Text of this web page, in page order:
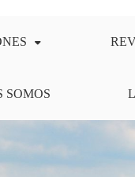
SOMOS